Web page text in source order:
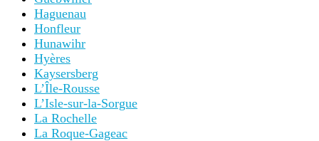
Haguenau
Honfleur
Hunawihr
Hyères
Kaysersberg
L’Île-Rousse
L’Isle-sur-la-Sorgue
La Rochelle
La Roque-Gageac